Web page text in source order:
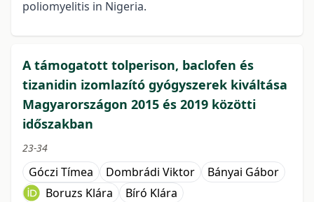
poliomyelitis in Nigeria.
A támogatott tolperison, baclofen és
tizanidin izomlazító gyógyszerek kiváltása
Magyarországon 2015 és 2019 közötti
időszakban
23-34
Góczi Tímea Dombrádi Viktor
Bányai Gábor
Boruzs Klára
Bíró Klára